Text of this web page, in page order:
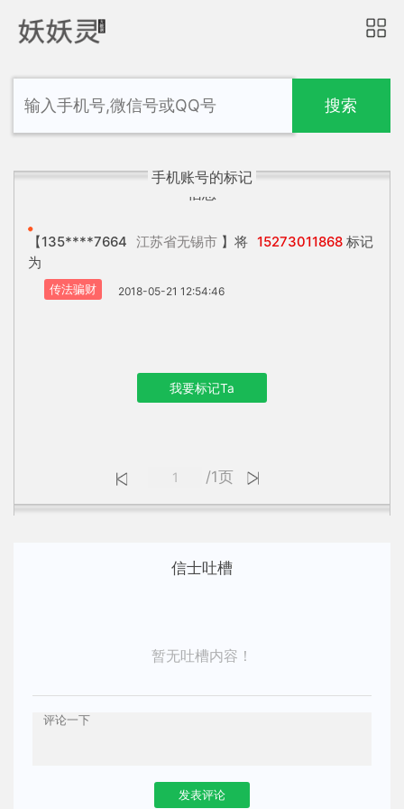
搜索
手机账号的标记
信息
【135****7664 江苏省无锡市】将 15273011868标记
为
传法骗财 2018-05-21 12:54:46
我要标记Ta
/1页
信士吐槽
暂无吐槽内容！
发表评论